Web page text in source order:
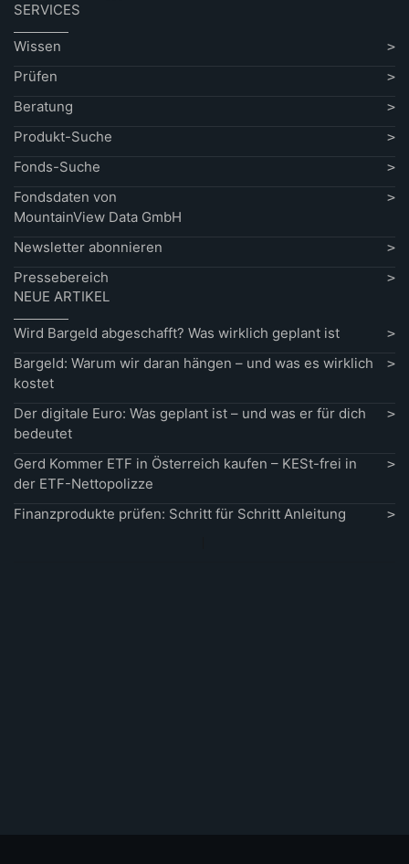
SERVICES
Wissen
Prüfen
Beratung
Produkt-Suche
Fonds-Suche
Fondsdaten von
MountainView Data GmbH
Newsletter abonnieren
Pressebereich
NEUE ARTIKEL
Wird Bargeld abgeschafft? Was wirklich geplant ist
Bargeld: Warum wir daran hängen – und was es wirklich
kostet
Der digitale Euro: Was geplant ist – und was er für dich
bedeutet
Gerd Kommer ETF in Österreich kaufen – KESt-frei in
der ETF-Nettopolizze
Finanzprodukte prüfen: Schritt für Schritt Anleitung